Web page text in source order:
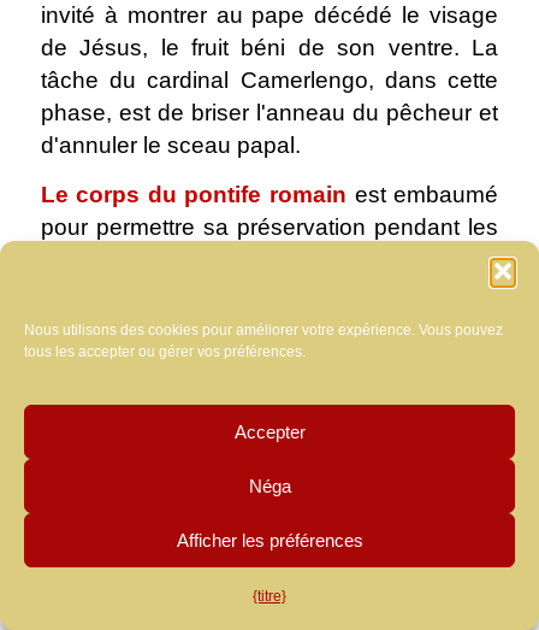
Nous utilisons des cookies pour améliorer votre expérience. Vous pouvez
tous les accepter ou gérer vos préférences.
Accepter
Néga
Afficher les préférences
{titre}
invité à montrer au pape décédé le visage
de Jésus, le fruit béni de son ventre. La
tâche du cardinal Camerlengo, dans cette
phase, est de briser l'anneau du pêcheur et
d'annuler le sceau papal.
Le corps du pontife romain est embaumé
pour permettre sa préservation pendant les
jours de l'affichage public. À la fois, ce
processus, qui impliquait l'utilisation
d'anciennes techniques d'embaumement, a
également inclus la suppression des
décédé était conservé dans une urne dans
Atanasio à la fontaine Trevi. On pense que
à l'occasion de la mort de Leo XIII.
Aujourd'hui, Pour éviter une manipulation